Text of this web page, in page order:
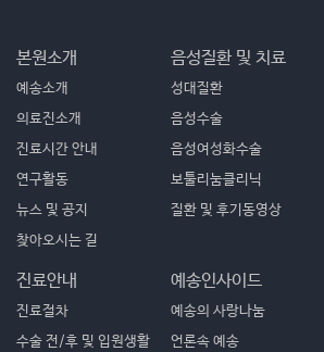
본원소개
예송소개
의료진소개
진료시간 안내
연구활동
뉴스 및 공지
찾아오시는 길
음성질환 및 치료
성대질환
음성수술
음성여성화수술
보툴리눔클리닉
질환 및 후기동영상
진료안내
진료절차
수술 전/후 및 입원생활
예송인사이드
예송의 사랑나눔
언론속 예송